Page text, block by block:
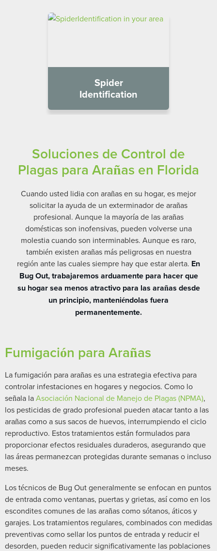
Spider
Identification
Soluciones de Control de
Plagas para Arañas en Florida
Cuando usted lidia con arañas en su hogar, es mejor
solicitar la ayuda de un exterminador de arañas
profesional. Aunque la mayoría de las arañas
domésticas son inofensivas, pueden volverse una
molestia cuando son interminables. Aunque es raro,
también existen arañas más peligrosas en nuestra
región ante las cuales siempre hay que estar alerta. En
Bug Out, trabajaremos arduamente para hacer que
su hogar sea menos atractivo para las arañas desde
un principio, manteniéndolas fuera
permanentemente.
Fumigación para Arañas
La fumigación para arañas es una estrategia efectiva para
controlar infestaciones en hogares y negocios. Como lo
señala laAsociación Nacional de Manejo de Plagas (NPMA),
los pesticidas de grado profesional pueden atacar tanto a las
arañas como a sus sacos de huevos, interrumpiendo el ciclo
reproductivo. Estos tratamientos están formulados para
proporcionar efectos residuales duraderos, asegurando que
las áreas permanezcan protegidas durante semanas o incluso
meses.
Los técnicos de Bug Out generalmente se enfocan en puntos
de entrada como ventanas, puertas y grietas, así como en los
escondites comunes de las arañas como sótanos, áticos y
garajes. Los tratamientos regulares, combinados con medidas
preventivas como sellar los puntos de entrada y reducir el
desorden, pueden reducir significativamente las poblaciones